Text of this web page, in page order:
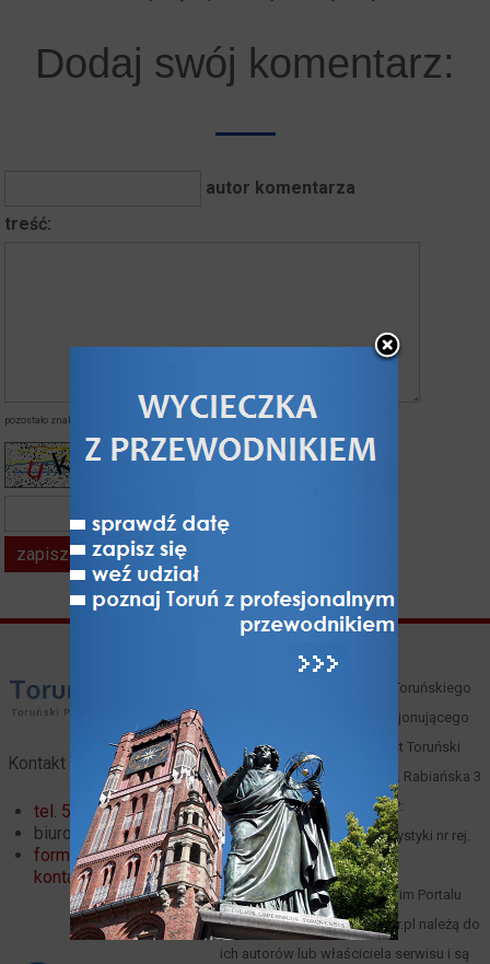
Dodaj swój komentarz:
autor komentarza
treść:
pozostało znaków: napisałeś znaków:
kod z obrazka*
Kontakt
tel. 56 621 02 32
biuro@toruntour.pl
formularz
kontaktowy
Właścicielem i operatorem Toruńskiego
Portalu Turystycznego funkcjonującego
pod domeną toruntour.pl jest Toruński
Serwis Turystyczny, Toruń, ul. Rabiańska 3
(mapa), tel. 66 00 61 352, NIP:
8791221083, Organizator turystyki nr rej.
247 woj. kuj.-pom.
Materiały zawarte w Toruńskim Portalu
Turystycznym www.toruntour.pl należą do
ich autorów lub właściciela serwisu i są